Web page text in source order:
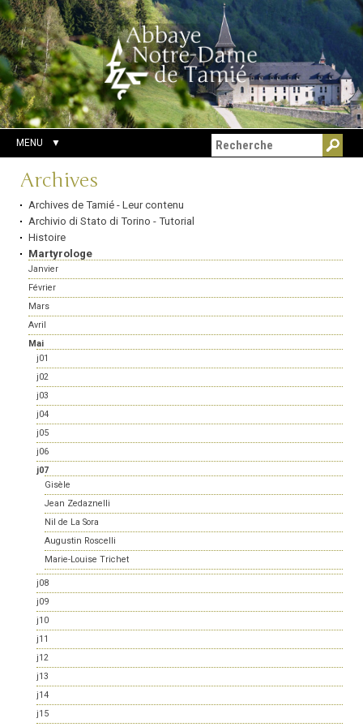
Aller
au
contenu.
|
Aller
à
la
navigation
Outils
personnels
Chercher par
Recherche
avancée…
MENU
Navigation
Archives
Archives de Tamié - Leur contenu
Archivio di Stato di Torino - Tutorial
Histoire
Martyrologe
Janvier
Février
Mars
Avril
Mai
j01
j02
j03
j04
j05
j06
j07
Gisèle
Jean Zedaznelli
Nil de La Sora
Augustin Roscelli
Marie-Louise Trichet
j08
j09
j10
j11
j12
j13
j14
j15